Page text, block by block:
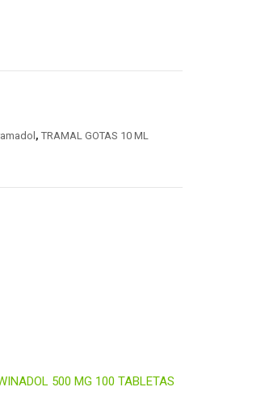
, TRAMAL GOTAS 10 ML